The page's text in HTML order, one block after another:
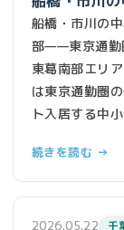
船橋・市川の
部——東京通勤
東葛南部エリ
は東京通勤圏
ト入居する中
続きを読む →
2026.05.22 千